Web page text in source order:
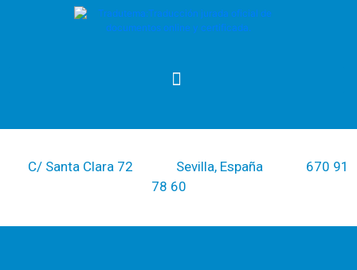
C/ Santa Clara 72 Sevilla, España
670 91
78 60